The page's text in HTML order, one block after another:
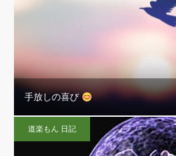
手放しの喜び
道楽もん 日記